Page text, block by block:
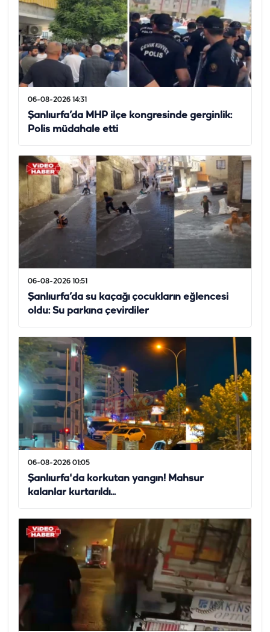
06-08-2026 14:31
Şanlıurfa’da MHP ilçe kongresinde gerginlik:
Polis müdahale etti
06-08-2026 10:51
Şanlıurfa’da su kaçağı çocukların eğlencesi
oldu: Su parkına çevirdiler
06-08-2026 01:05
Şanlıurfa'da korkutan yangın! Mahsur
kalanlar kurtarıldı...